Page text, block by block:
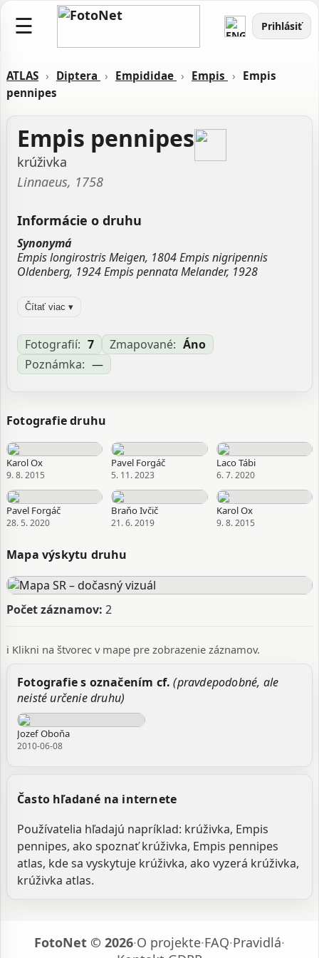
☰ Prihlásiť
ATLAS › Diptera › Empididae › Empis › Empis
pennipes
Empis pennipes
krúživka
Linnaeus, 1758
Informácie o druhu
Synonymá
Empis longirostris Meigen, 1804 Empis nigripennis
Oldenberg, 1924 Empis pennata Melander, 1928
Čítať viac ▾
Fotografií: 7 Zmapované: Áno
Poznámka: —
Fotografie druhu
Karol Ox
9. 8. 2015
Pavel Forgáč
5. 11. 2023
Laco Tábi
6. 7. 2020
Pavel Forgáč
28. 5. 2020
Braňo Ivčič
21. 6. 2019
Karol Ox
9. 8. 2015
Mapa výskytu druhu
Počet záznamov: 2
ℹ️ Klikni na štvorec v mape pre zobrazenie záznamov.
Fotografie s označením cf.(pravdepodobné, ale
neisté určenie druhu)
Jozef Oboňa
2010-06-08
Často hľadané na internete
Používatelia hľadajú napríklad: krúživka, Empis
pennipes, ako spoznať krúživka, Empis pennipes
atlas, kde sa vyskytuje krúživka, ako vyzerá krúživka,
krúživka atlas.
FotoNet © 2026·O projekte·FAQ·Pravidlá·